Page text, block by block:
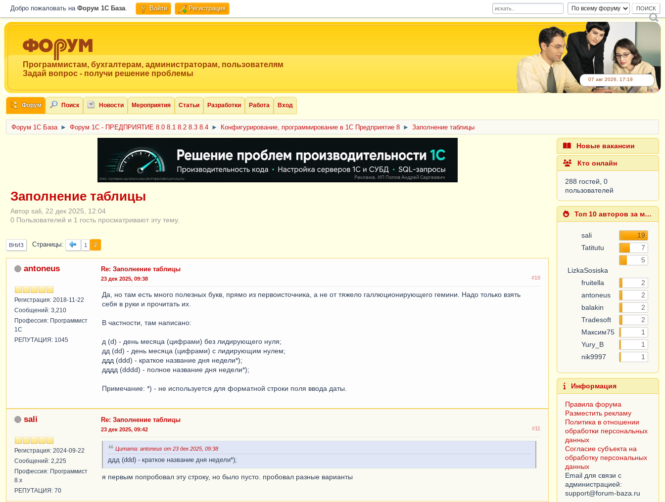
Добро пожаловать на Форум 1C База. Войти Регистрация
Программистам, бухгалтерам, администраторам, пользователям
Задай вопрос - получи решение проблемы
07 авг 2026, 17:19
Форум Поиск Новости Мероприятия Статьи Разработки Работа Вход
Форум 1C База ► Форум 1С - ПРЕДПРИЯТИЕ 8.0 8.1 8.2 8.3 8.4 ► Конфигурирование, программирование в 1С Предприятие 8 ► Заполнение таблицы
ERID: CQH36pWzJqVJD4xVLsnhcU4hVPNjkBZe8KKxjJiYySyZAz
Заполнение таблицы
Автор sali, 22 дек 2025, 12:04
0 Пользователей и 1 гость просматривают эту тему.
ВНИЗ Страницы 1 2
antoneus
Регистрация: 2018-11-22
Сообщений: 3,210
Профессия: Программист
1С
РЕПУТАЦИЯ: 1045
Re: Заполнение таблицы
#10
23 дек 2025, 09:38
Да, но там есть много полезных букв, прямо из первоисточника, а не от тяжело галлюционирующего гемини. Надо только взять
себя в руки и прочитать их.
В частности, там написано:
д (d) - день месяца (цифрами) без лидирующего нуля;
дд (dd) - день месяца (цифрами) с лидирующим нулем;
ддд (ddd) - краткое название дня недели*);
дддд (dddd) - полное название дня недели*);
Примечание: *) - не используется для форматной строки поля ввода даты.
sali
Регистрация: 2024-09-22
Сообщений: 2,225
Профессия: Программист
8.x
РЕПУТАЦИЯ: 70
Re: Заполнение таблицы
#11
23 дек 2025, 09:42
Цитата: antoneus от 23 дек 2025, 09:38
ддд (ddd) - краткое название дня недели*);
я первым попробовал эту строку, но было пусто. пробовал разные варианты
Новые вакансии
Кто онлайн
288 гостей, 0
пользователей
Топ 10 авторов за месяц
sali
19
Tatitutu
7
LizkaSosiska
5
fruitella
2
antoneus
2
balakin
2
Tradesoft
2
Максим75
1
Yury_B
1
nik9997
1
Информация
Правила форума
Разместить рекламу
Политика в отношении
обработки персональных
данных
Согласие субъекта на
обработку персональных
данных
Email для связи с
администрацией: